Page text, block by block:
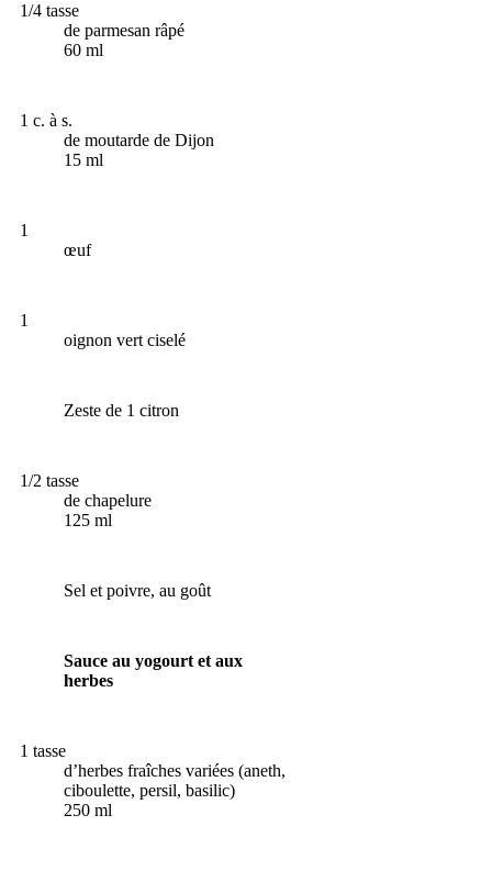
1/4 tasse
de parmesan râpé
60 ml
1 c. à s.
de moutarde de Dijon
15 ml
1
œuf
1
oignon vert ciselé
Zeste de 1 citron
1/2 tasse
de chapelure
125 ml
Sel et poivre, au goût
Sauce au yogourt et aux
herbes
1 tasse
d’herbes fraîches variées (aneth,
ciboulette, persil, basilic)
250 ml